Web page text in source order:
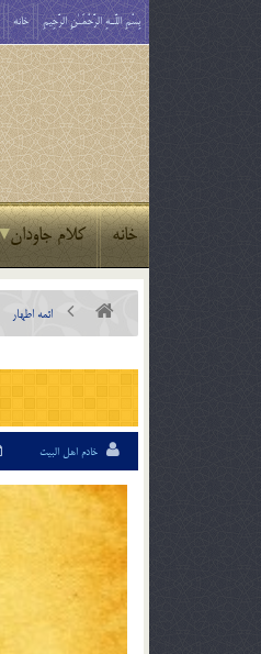
بِسْمِ اللَّـهِ الرَّحْمَـٰنِ الرَّحِيمِ خانه
خانه کلام جاودان
ائمه اطهار
خادم اهل البیت